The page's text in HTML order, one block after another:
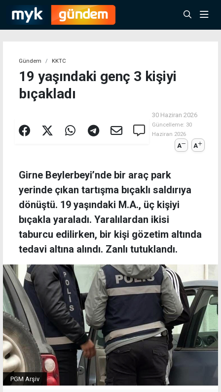
Gündem KKTC
19 yaşındaki genç 3 kişiyi
bıçakladı
30 Haziran 2026
Güncelleme: 30
Haziran 2026
A A
Girne Beylerbeyi’nde bir araç park
yerinde çıkan tartışma bıçaklı saldırıya
dönüştü. 19 yaşındaki M.A., üç kişiyi
bıçakla yaraladı. Yaralılardan ikisi
taburcu edilirken, bir kişi gözetim altında
tedavi altına alındı. Zanlı tutuklandı.
PGM Arşiv